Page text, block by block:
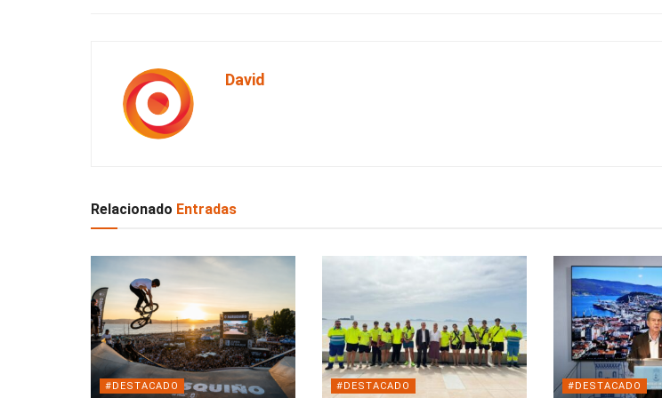
David
Relacionado Entradas
#DESTACADO #DESTACADO #DESTACADO